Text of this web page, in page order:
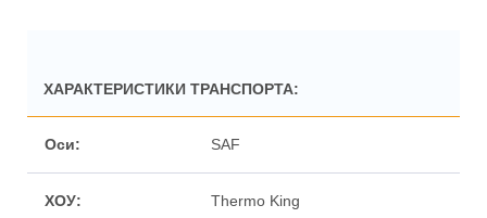
ХАРАКТЕРИСТИКИ ТРАНСПОРТА:
SAF
Thermo King